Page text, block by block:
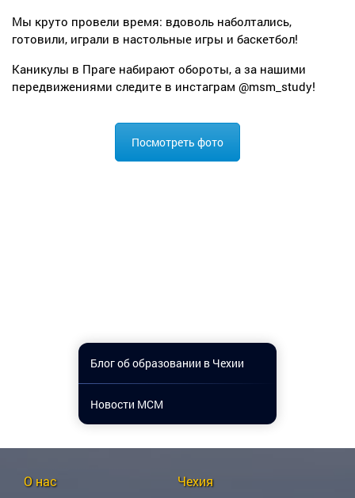
Блог об образовании в Чехии
Новости МСМ
Мы круто провели время: вдоволь наболтались,
готовили, играли в настольные игры и баскетбол!
Каникулы в Праге набирают обороты, а за нашими
передвижениями следите в инстаграм @msm_study!
Посмотреть фото
О нас Чехия